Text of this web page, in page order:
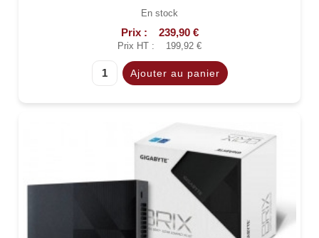
En stock
Prix : 239,90 €
Prix HT : 199,92 €